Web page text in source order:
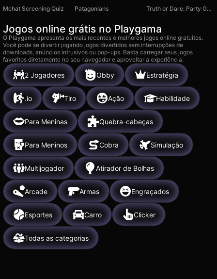
Mchat Screening Quiz
Patagonians Truth or Dare: Party Game
Jogos online grátis no Playgama
O Playgama apresenta os mais recentes e melhores jogos online gratuitos.
Você pode se divertir jogando jogos divertidos sem interrupções de
downloads, anúncios intrusivos ou pop-ups. Basta carregar seus jogos
favoritos diretamente no seu navegador e aproveitar a experiência.
2 Jogadores Obby Estratégia
.io Tiro Ação Habilidade
Para Meninas Quebra-cabeças
Para Meninos Cobra Simulação
Multijogador Atirador de Bolhas
Arcade Armas Engraçados
Esportes Carro Clicker
Todas as categorias